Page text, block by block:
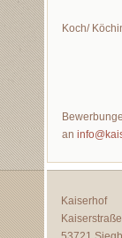
Koch/
an
Kaiserhof